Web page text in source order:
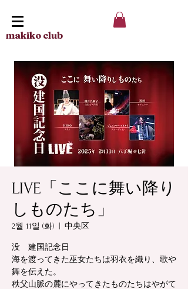
makiko club
LIVE「ここに舞い降り
しものたち」
2월 11일 (화) 中央区
没 建国記念日
海を渡ってきた巫女たちは羽衣を織り、歌や
舞を伝えた。
秩父山脈の麓にやってきたものたちはやがて